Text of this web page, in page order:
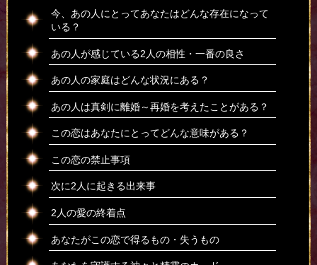
今、あの人にとってあなたはどんな存在になって
いる？
あの人が感じている2人の相性・一番の良さ
あの人の家庭はどんな状況にある？
あの人は真剣に離婚～再婚を考えたことがある？
この恋はあなたにとってどんな意味がある？
この恋の禁止事項
次に2人に起きる出来事
2人の愛の終着点
あなたがこの恋で得るもの・失うもの